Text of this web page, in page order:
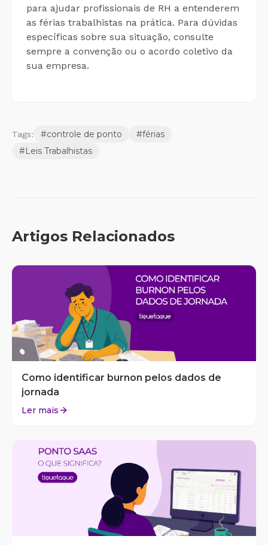
para ajudar profissionais de RH a entenderem
as férias trabalhistas na prática. Para dúvidas
específicas sobre sua situação, consulte
sempre a convenção ou o acordo coletivo da
sua empresa.
Tags: #controle de ponto #férias
#Leis Trabalhistas
Artigos Relacionados
Como identificar burnon pelos dados de
jornada
Ler mais